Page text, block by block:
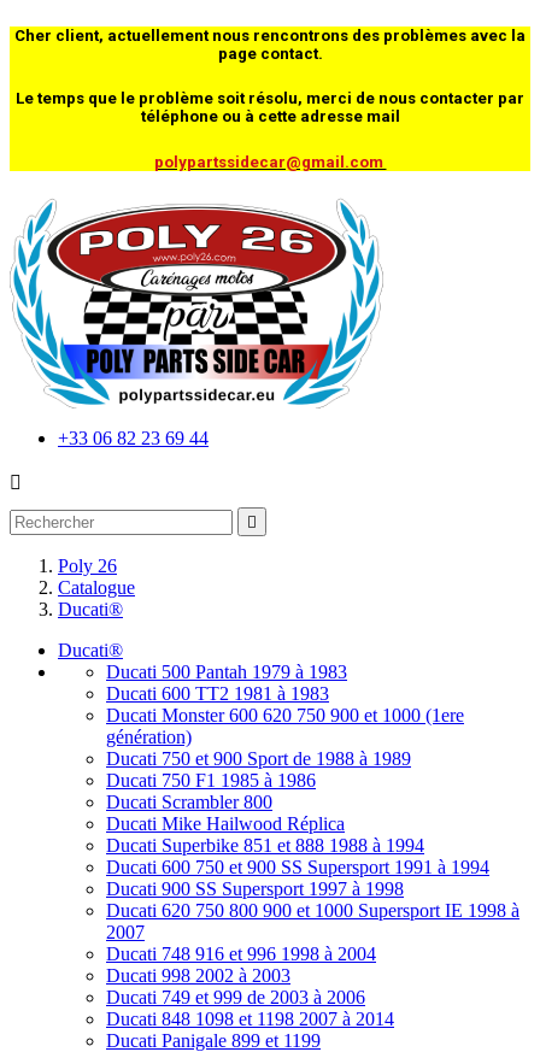
Cher client, actuellement nous rencontrons des problèmes avec la
page contact.
Le temps que le problème soit résolu, merci de nous contacter par
téléphone ou à cette adresse mail
polypartssidecar@gmail.com
+33 06 82 23 69 44


Poly 26
Catalogue
Ducati®
Ducati®
Ducati 500 Pantah 1979 à 1983
Ducati 600 TT2 1981 à 1983
Ducati Monster 600 620 750 900 et 1000 (1ere
génération)
Ducati 750 et 900 Sport de 1988 à 1989
Ducati 750 F1 1985 à 1986
Ducati Scrambler 800
Ducati Mike Hailwood Réplica
Ducati Superbike 851 et 888 1988 à 1994
Ducati 600 750 et 900 SS Supersport 1991 à 1994
Ducati 900 SS Supersport 1997 à 1998
Ducati 620 750 800 900 et 1000 Supersport IE 1998 à
2007
Ducati 748 916 et 996 1998 à 2004
Ducati 998 2002 à 2003
Ducati 749 et 999 de 2003 à 2006
Ducati 848 1098 et 1198 2007 à 2014
Ducati Panigale 899 et 1199